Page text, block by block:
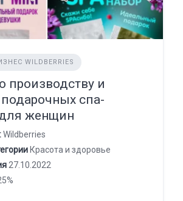
WILDBERRIES
производству и
спа-
женщин
Wildberries
Красота и здоровье
27.10.2022